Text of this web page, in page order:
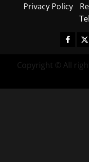
Privacy Policy
Copyright © All